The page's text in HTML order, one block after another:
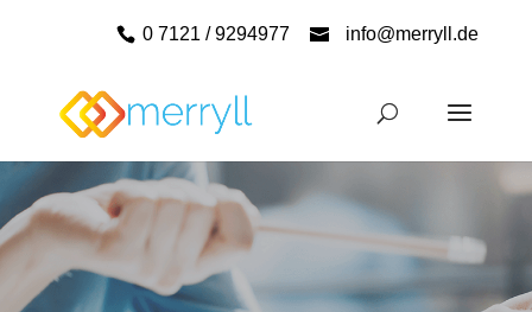
0 7121 / 9294977 info@merryll.de